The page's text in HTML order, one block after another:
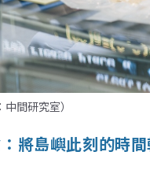
中間研究室）
將島嶼此刻的時